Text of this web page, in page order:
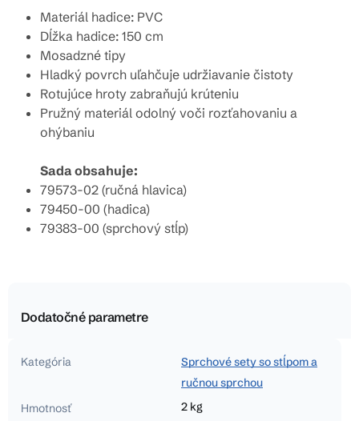
Materiál hadice: PVC
Dĺžka hadice: 150 cm
Mosadzné tipy
Hladký povrch uľahčuje udržiavanie čistoty
Rotujúce hroty zabraňujú krúteniu
Pružný materiál odolný voči rozťahovaniu a
ohýbaniu
Sada obsahuje:
79573-02 (ručná hlavica)
79450-00 (hadica)
79383-00 (sprchový stĺp)
Dodatočné parametre
Kategória
Sprchové sety so stĺpom a
ručnou sprchou
Hmotnosť
2 kg